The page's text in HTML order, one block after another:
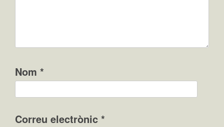
Nom *
Correu electrònic *